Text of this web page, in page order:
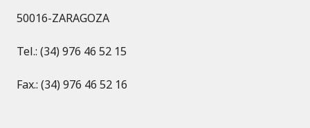
50016-ZARAGOZA
Tel.: (34) 976 46 52 15
Fax.: (34) 976 46 52 16